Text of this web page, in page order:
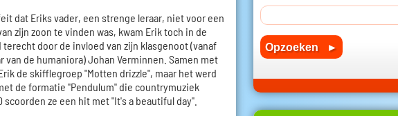
dat Eriks vader, een strenge leraar, niet voor een
zijn zoon te vinden was, kwam Erik toch in de
terecht door de invloed van zijn klasgenoot (vanaf
van de humaniora) Johan Verminnen. Samen met
de skifflegroep "Motten drizzle", maar het werd
de formatie "Pendulum" die countrymuziek
scoorden ze een hit met "It's a beautiful day".